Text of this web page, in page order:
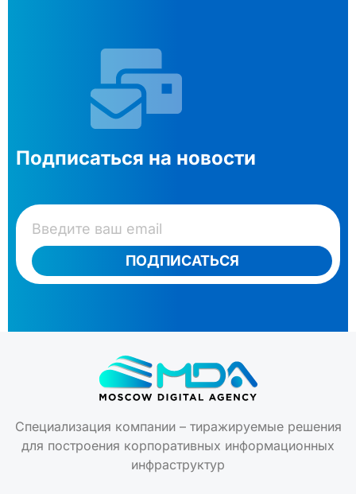
Подписаться на новости
ПОДПИСАТЬСЯ
Специализация компании – тиражируемые решения
для построения корпоративных информационных
инфраструктур